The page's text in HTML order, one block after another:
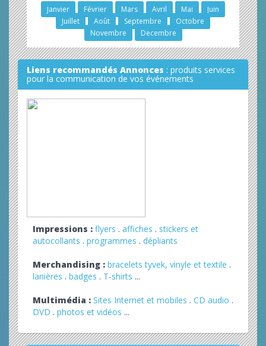
Janvier Février Mars Avril Mai
Juin
Juillet
Août Septembre
Octobre
Novembre
Decembre
Liens recommandés Annonces : produits services
pour la communication de vos événements
Impressions : flyers . affiches . stickers et
autocollants . programmes . dépliants
Merchandising : bracelets tyvek, vinyle et textile .
lanières . badges . T-shirts ...
Multimédia : Sites Internet et mobiles . CD audio .
DVD . photos et vidéos ...